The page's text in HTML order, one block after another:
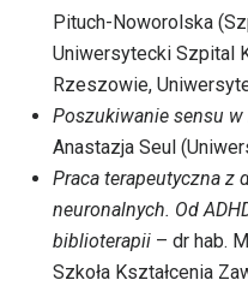
Pituch-Noworolska
Uniwersytecki Szpital
Rzeszowie,
Poszukiwanie sensu
Anastazja Seul
Praca terapeutyczna z
neuronalnych. Od
biblioterapii – dr hab.
Szkoła Kształcenia